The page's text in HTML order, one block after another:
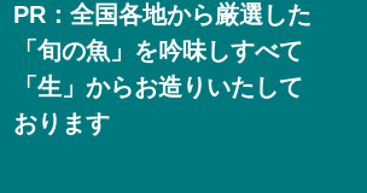
PR：全国各地から厳選した
「旬の魚」を吟味しすべて
「生」からお造りいたして
おります